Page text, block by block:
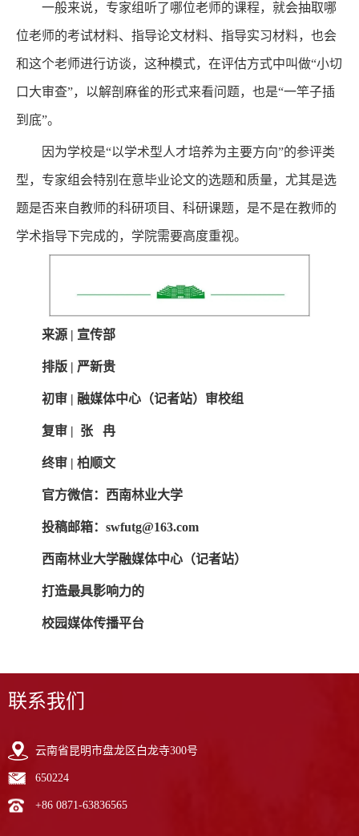
一般来说，专家组听了哪位老师的课程，就会抽取哪
位老师的考试材料、指导论文材料、指导实习材料，也会
和这个老师进行访谈，这种模式，在评估方式中叫做“小切
口大审查”，以解剖麻雀的形式来看问题，也是“一竿子插
到底”。
因为学校是“以学术型人才培养为主要方向”的参评类
型，专家组会特别在意毕业论文的选题和质量，尤其是选
题是否来自教师的科研项目、科研课题，是不是在教师的
学术指导下完成的，学院需要高度重视。
来源 | 宣传部
排版 | 严新贵
初审 | 融媒体中心（记者站）审校组
复审 | 张 冉
终审 | 柏顺文
官方微信：西南林业大学
投稿邮箱：swfutg@163.com
西南林业大学融媒体中心（记者站）
打造最具影响力的
校园媒体传播平台
联系我们
云南省昆明市盘龙区白龙寺300号
650224
+86 0871-63836565